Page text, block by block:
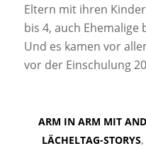
Eltern mit ihren
bis 4, auch Ehemalige
Und es kamen vor
vor der Einschulung
ARM IN ARM MIT
LÄCHELTAG-STORYS,